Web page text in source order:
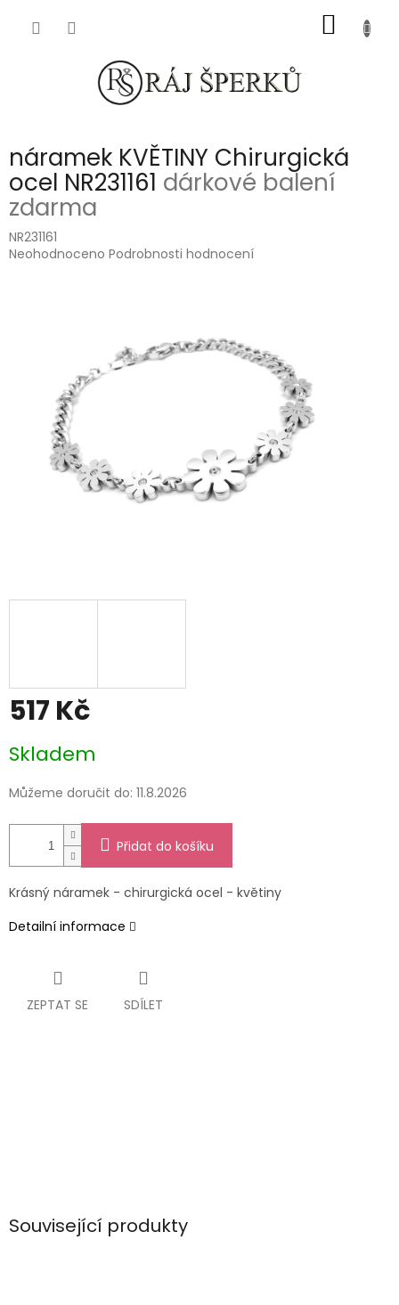
KOŠÍK
náramek KVĚTINY Chirurgická
ocel NR231161 dárkové balení
zdarma
NR231161
Průměrné
Neohodnoceno Podrobnosti hodnocení
517 Kč
cena:
Skladem
Můžeme doručit do: 11.8.2026
Přidat do košíku
Krásný náramek - chirurgická ocel - květiny
Detailní informace
ZEPTAT SE SDÍLET
Související produkty